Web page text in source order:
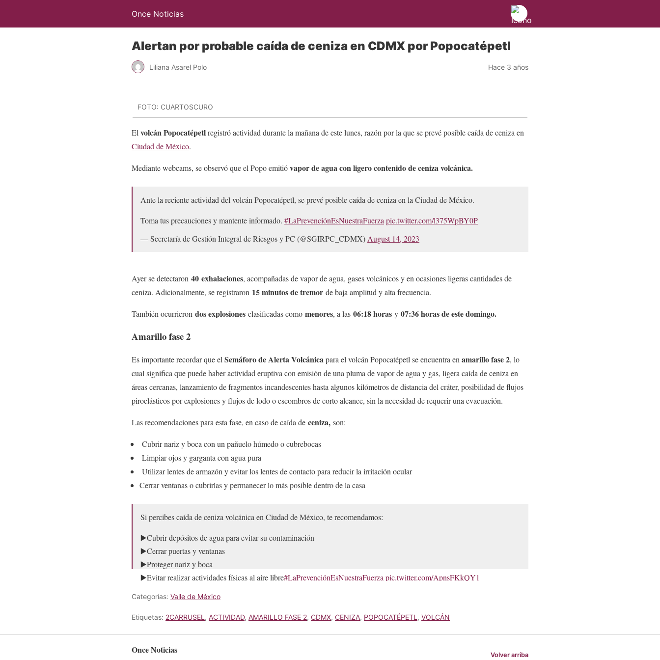
Once Noticias
Alertan por probable caída de ceniza en CDMX por Popocatépetl
Liliana Asarel Polo Hace 3 años
FOTO: CUARTOSCURO
El volcán Popocatépetlregistró actividad durante la mañana de este lunes, razón por la que se prevé posible caída de ceniza en
Ciudad de México.
Mediante webcams, se observó que el Popo emitióvapor de agua con ligero contenido de ceniza volcánica.
Ante la reciente actividad del volcán Popocatépetl, se prevé posible caída de ceniza en la Ciudad de México.
Toma tus precauciones y mantente informado. #LaPrevenciónEsNuestraFuerza pic.twitter.com/l375WpBY0P
— Secretaría de Gestión Integral de Riesgos y PC (@SGIRPC_CDMX) August 14, 2023
Ayer se detectaron 40 exhalaciones, acompañadas de vapor de agua, gases volcánicos y en ocasiones ligeras cantidades de
ceniza. Adicionalmente, se registraron 15 minutos de tremor de baja amplitud y alta frecuencia.
También ocurrieron dos explosiones clasificadas como menores, a las 06:18 horas y 07:36 horas de este domingo.
Amarillo fase 2
Es importante recordar que el Semáforo de Alerta Volcánicapara el volcán Popocatépetl se encuentra en amarillo fase 2, lo
cual significa que puede haber actividad eruptiva con emisión de una pluma de vapor de agua y gas, ligera caída de ceniza en
áreas cercanas, lanzamiento de fragmentos incandescentes hasta algunos kilómetros de distancia del cráter, posibilidad de flujos
piroclásticos por explosiones y flujos de lodo o escombros de corto alcance, sin la necesidad de requerir una evacuación.
Las recomendaciones para esta fase, en caso de caída de ceniza, son:
Cubrir nariz y boca con un pañuelo húmedo o cubrebocas
Limpiar ojos y garganta con agua pura
Utilizar lentes de armazón y evitar los lentes de contacto para reducir la irritación ocular
Cerrar ventanas o cubrirlas y permanecer lo más posible dentro de la casa
Si percibes caída de ceniza volcánica en Ciudad de México, te recomendamos:
▶️Cubrir depósitos de agua para evitar su contaminación
▶️Cerrar puertas y ventanas
▶️Proteger nariz y boca
▶️Evitar realizar actividades físicas al aire libre#LaPrevenciónEsNuestraFuerza pic.twitter.com/ApnsFKkQY1
— Secretaría de Gestión Integral de Riesgos y PC (@SGIRPC_CDMX)
Categorías: Valle de México
Etiquetas: 2CARRUSEL , ACTIVIDAD, AMARILLO FASE 2, CDMX, CENIZA, POPOCATÉPETL , VOLCÁN
Once Noticias Volver arriba